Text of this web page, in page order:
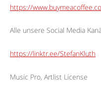
https://
Alle unsere Social Media
https://linktr.ee/StefanKluth
Music Pro, Artlist License